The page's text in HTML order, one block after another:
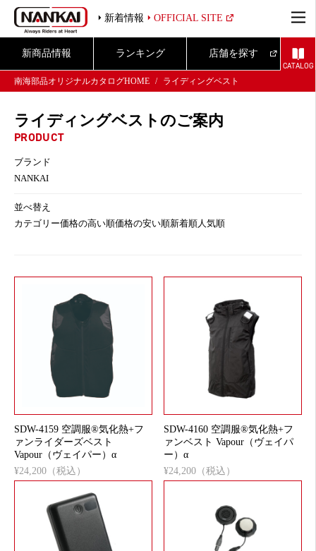
新着情報 OFFICIAL SITE
新商品情報 ランキング 店舗を探す
CATALOG
南海部品オリジナルカタログHOME
ライディングベスト
ライディングベストのご案内
PRODUCT
ブランド
NANKAI
並べ替え
カテゴリー価格の高い順価格の安い順新着順人気順
SDW-4159 空調服®気化熱+フ
ァンライダーズベスト
Vapour（ヴェイパー）α
¥24,200（税込）
SDW-4160 空調服®気化熱+フ
ァンベスト Vapour（ヴェイパ
ー）α
¥24,200（税込）